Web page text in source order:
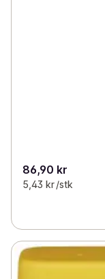
86,90 kr
5,43 kr /stk